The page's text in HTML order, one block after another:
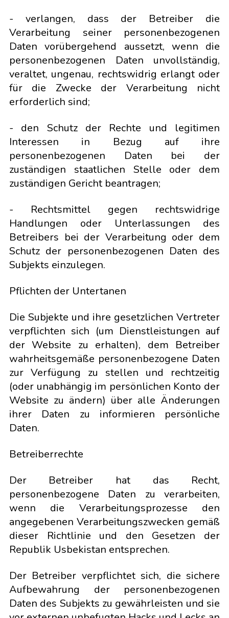
- verlangen, dass der Betreiber die
Verarbeitung seiner personenbezogenen
Daten vorübergehend aussetzt, wenn die
personenbezogenen Daten unvollständig,
veraltet, ungenau, rechtswidrig erlangt oder
für die Zwecke der Verarbeitung nicht
erforderlich sind;
- den Schutz der Rechte und legitimen
Interessen in Bezug auf ihre
personenbezogenen Daten bei der
zuständigen staatlichen Stelle oder dem
zuständigen Gericht beantragen;
- Rechtsmittel gegen rechtswidrige
Handlungen oder Unterlassungen des
Betreibers bei der Verarbeitung oder dem
Schutz der personenbezogenen Daten des
Subjekts einzulegen.
Pflichten der Untertanen
Die Subjekte und ihre gesetzlichen Vertreter
verpflichten sich (um Dienstleistungen auf
der Website zu erhalten), dem Betreiber
wahrheitsgemäße personenbezogene Daten
zur Verfügung zu stellen und rechtzeitig
(oder unabhängig im persönlichen Konto der
Website zu ändern) über alle Änderungen
ihrer Daten zu informieren persönliche
Daten.
Betreiberrechte
Der Betreiber hat das Recht,
personenbezogene Daten zu verarbeiten,
wenn die Verarbeitungsprozesse den
angegebenen Verarbeitungszwecken gemäß
dieser Richtlinie und den Gesetzen der
Republik Usbekistan entsprechen.
Der Betreiber verpflichtet sich, die sichere
Aufbewahrung der personenbezogenen
Daten des Subjekts zu gewährleisten und sie